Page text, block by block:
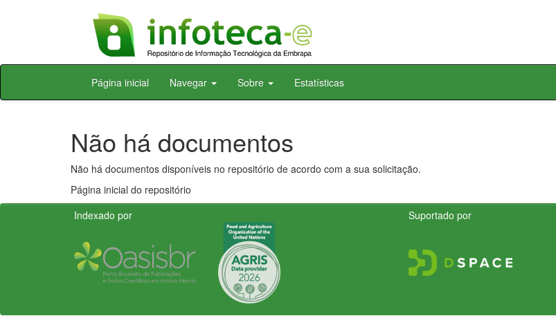
Skip
Página inicial Navegar Sobre Estatísticas
Não há documentos
Não há documentos disponíveis no repositório de acordo com a sua solicitação.
Página inicial do repositório
Indexado por
Suportado por